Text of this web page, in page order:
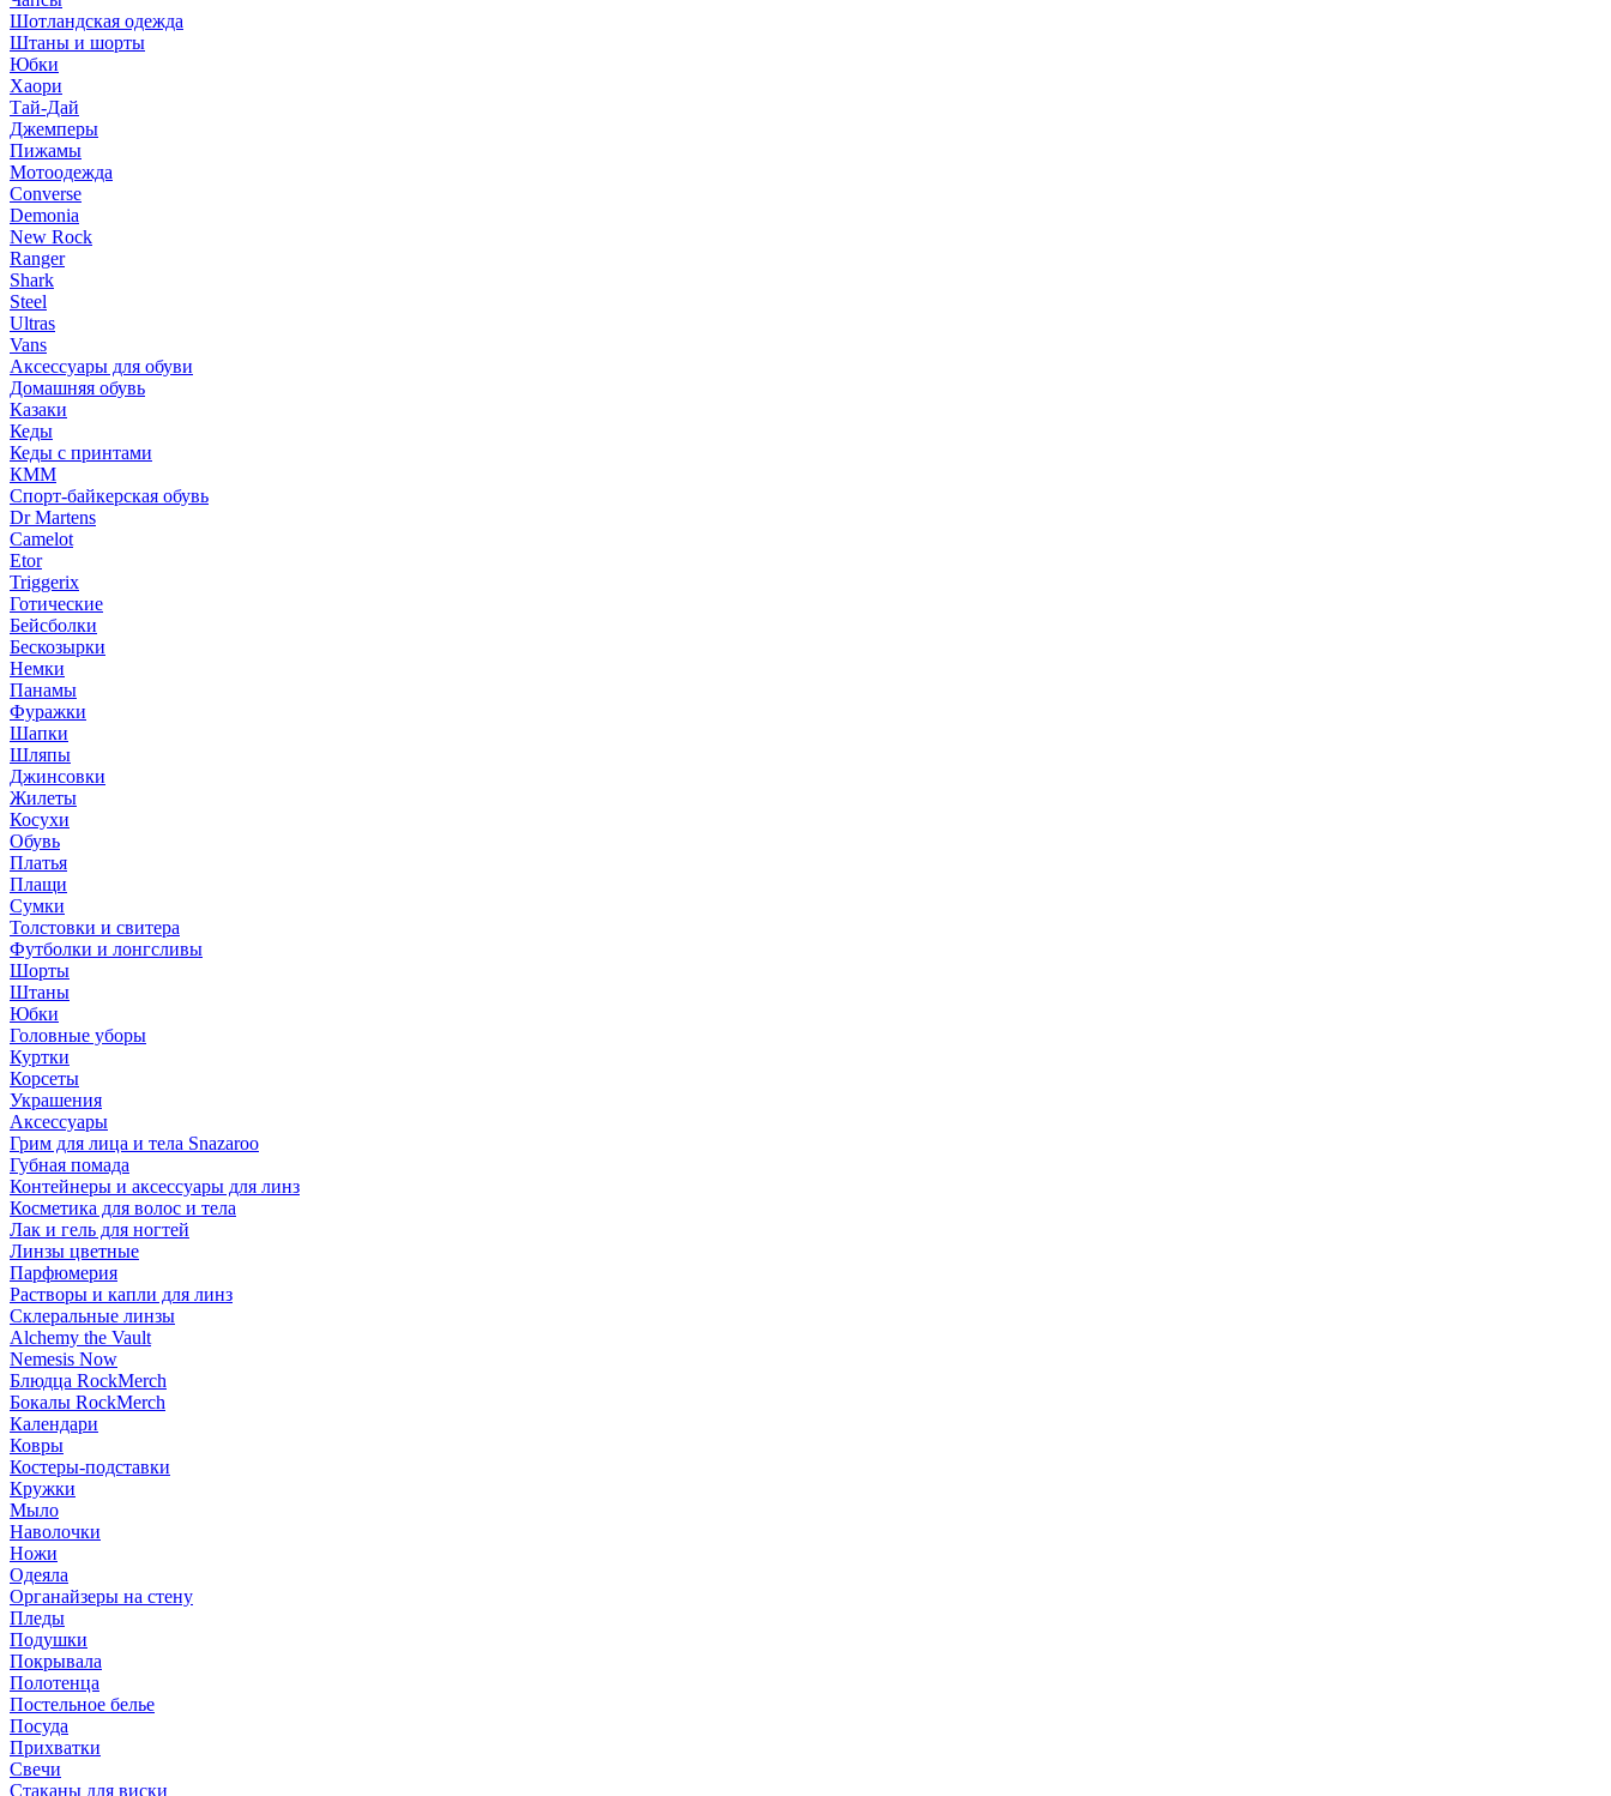
Шотландская одежда
Штаны и шорты
Юбки
Хаори
Тай-Дай
Джемперы
Пижамы
Мотоодежда
Converse
Demonia
New Rock
Ranger
Shark
Steel
Ultras
Vans
Аксессуары для обуви
Домашняя обувь
Казаки
Кеды
Кеды с принтами
КММ
Спорт-байкерская обувь
Dr Martens
Camelot
Etor
Triggerix
Готические
Бейсболки
Бескозырки
Немки
Панамы
Фуражки
Шапки
Шляпы
Джинсовки
Жилеты
Косухи
Обувь
Платья
Плащи
Сумки
Толстовки и свитера
Футболки и лонгсливы
Шорты
Штаны
Юбки
Головные уборы
Куртки
Корсеты
Украшения
Аксессуары
Грим для лица и тела Snazaroo
Губная помада
Контейнеры и аксессуары для линз
Косметика для волос и тела
Лак и гель для ногтей
Линзы цветные
Парфюмерия
Растворы и капли для линз
Склеральные линзы
Alchemy the Vault
Nemesis Now
Блюдца RockMerch
Бокалы RockMerch
Календари
Ковры
Костеры-подставки
Кружки
Мыло
Наволочки
Ножи
Одеяла
Органайзеры на стену
Пледы
Подушки
Покрывала
Полотенца
Постельное белье
Посуда
Прихватки
Свечи
Стаканы для виски